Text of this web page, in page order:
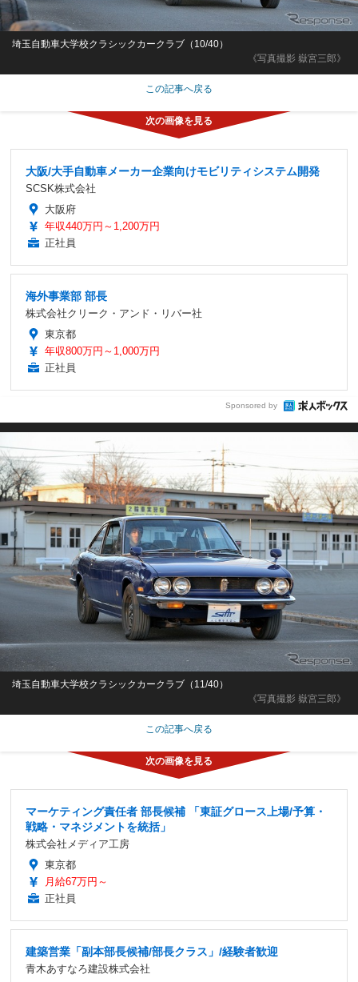
《写真撮影 嶽宮三郎》
埼玉自動車大学校クラシックカークラブ（10/40）
この記事へ戻る
大阪/大手自動車メーカー企業向けモビリティシステム開発
SCSK株式会社
大阪府
年収440万円～1,200万円
正社員
海外事業部 部長
株式会社クリーク・アンド・リバー社
東京都
年収800万円～1,000万円
正社員
Sponsored by
《写真撮影 嶽宮三郎》
埼玉自動車大学校クラシックカークラブ（11/40）
この記事へ戻る
マーケティング責任者 部長候補 「東証グロース上場/予算・
戦略・マネジメントを統括」
株式会社メディア工房
東京都
月給67万円～
正社員
建築営業「副本部長候補/部長クラス」/経験者歓迎
青木あすなろ建設株式会社